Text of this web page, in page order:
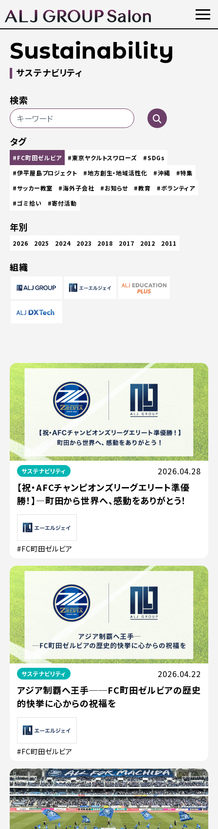
Sustainability
サステナビリティ
検索
タグ
#FC町田ゼルビア #東京ヤクルトスワローズ
#SDGs
#伊平屋島プロジェクト
#地方創生・地域活性化 #沖縄
#特集
#サッカー教室
#海外子会社 #お知らせ #教育
#ボランティア
#ゴミ拾い
#寄付活動
年別
2026 2025 2024 2023 2018 2017 2012 2011
組織
サステナビリティ 2026.04.28
【祝・AFCチャンピオンズリーグエリート準優
勝！】—町田から世界へ、感動をありがとう！
#FC町田ゼルビア
サステナビリティ 2026.04.22
アジア制覇へ王手──FC町田ゼルビアの歴史
的快挙に心からの祝福を
#FC町田ゼルビア